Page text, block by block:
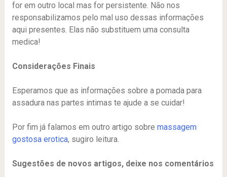
for em outro local mas for persistente. Não nos
responsabilizamos pelo mal uso dessas informações
aqui presentes. Elas não substituem uma consulta
medica!
Considerações Finais
Esperamos que as informações sobre a pomada para
assadura nas partes intimas te ajude a se cuidar!
Por fim já falamos em outro artigo sobre massagem
gostosa erotica, sugiro leitura.
Sugestões de novos artigos, deixe nos comentários